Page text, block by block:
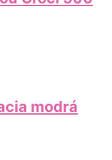
modrá